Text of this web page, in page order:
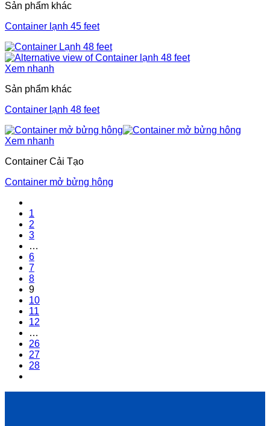
Sản phẩm khác
Container lạnh 45 feet
Xem nhanh
Sản phẩm khác
Container lạnh 48 feet
Xem nhanh
Container Cải Tạo
Container mở bửng hông
1
2
3
…
6
7
8
9
10
11
12
…
26
27
28